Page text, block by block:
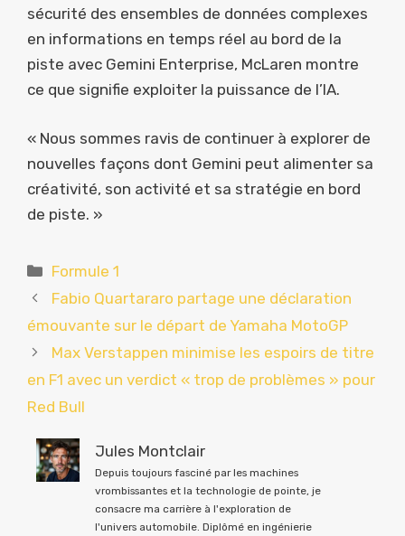
sécurité des ensembles de données complexes
en informations en temps réel au bord de la
piste avec Gemini Enterprise, McLaren montre
ce que signifie exploiter la puissance de l’IA.
« Nous sommes ravis de continuer à explorer de
nouvelles façons dont Gemini peut alimenter sa
créativité, son activité et sa stratégie en bord
de piste. »
Catégories
Formule 1
Fabio Quartararo partage une déclaration
émouvante sur le départ de Yamaha MotoGP
Max Verstappen minimise les espoirs de titre
en F1 avec un verdict « trop de problèmes » pour
Red Bull
Jules Montclair
Depuis toujours fasciné par les machines
vrombissantes et la technologie de pointe, je
consacre ma carrière à l'exploration de
l'univers automobile. Diplômé en ingénierie